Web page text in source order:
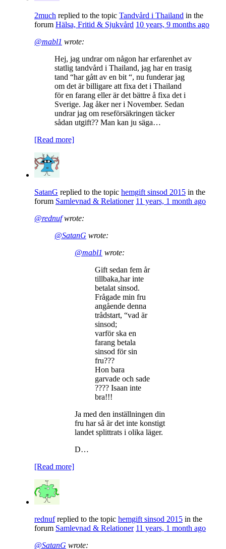
2much replied to the topic Tandvård i Thailand in the
forum Hälsa, Fritid & Sjukvård 10 years, 9 months ago
@mabl1 wrote:
Hej, jag undrar om någon har erfarenhet av
statlig tandvård i Thailand, jag har en trasig
tand “har gått av en bit “, nu funderar jag
om det är billigare att fixa det i Thailand
för en farang eller är det bättre å fixa det i
Sverige. Jag åker ner i November. Sedan
undrar jag om reseförsäkringen täcker
sådan utgift?? Man kan ju säga…
[Read more]
SatanG replied to the topic hemgift sinsod 2015 in the
forum Samlevnad & Relationer 11 years, 1 month ago
@rednufwrote:
@SatanG wrote:
@mabl1 wrote:
Gift sedan fem år
tillbaka,har inte
betalat sinsod.
Frågade min fru
angående denna
trådstart, “vad är
sinsod;
varför ska en
farang betala
sinsod för sin
fru???
Hon bara
garvade och sade
???? Isaan inte
bra!!!
Ja med den inställningen din
fru har så är det inte konstigt
landet splittrats i olika läger.
D…
[Read more]
rednufreplied to the topic hemgift sinsod 2015 in the
forum Samlevnad & Relationer 11 years, 1 month ago
@SatanG wrote: